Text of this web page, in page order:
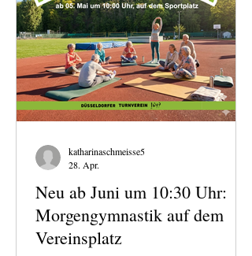
z. B
Neu ab Juni um 10:30 Uhr:
Morgengymnastik auf dem
Vereinsplatz
katharinaschmeisse5
28. Apr.